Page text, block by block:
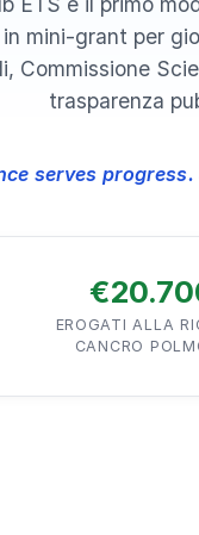
mini-grant per
Commissione
trasparenza
serves
EROGATI ALLA
CANCRO